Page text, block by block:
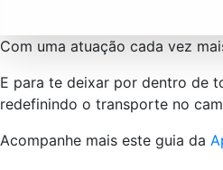
Com uma atuação cada vez
E para te deixar por dentro de
redefinindo o transporte no
Acompanhe mais este guia da